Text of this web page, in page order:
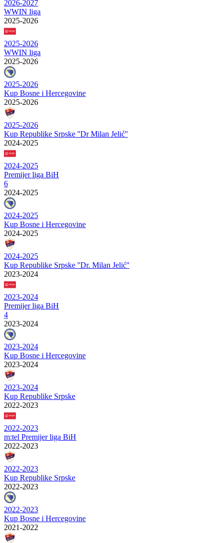
2026-2027
WWIN liga
2025-2026
2025-2026
WWIN liga
2025-2026
2025-2026
Kup Bosne i Hercegovine
2025-2026
2025-2026
Kup Republike Srpske ''Dr Milan Jelić''
2024-2025
2024-2025
Premijer liga BiH
6
2024-2025
2024-2025
Kup Bosne i Hercegovine
2024-2025
2024-2025
Kup Republike Srpske ''Dr. Milan Jelić''
2023-2024
2023-2024
Premijer liga BiH
4
2023-2024
2023-2024
Kup Bosne i Hercegovine
2023-2024
2023-2024
Kup Republike Srpske
2022-2023
2022-2023
m:tel Premijer liga BiH
2022-2023
2022-2023
Kup Republike Srpske
2022-2023
2022-2023
Kup Bosne i Hercegovine
2021-2022